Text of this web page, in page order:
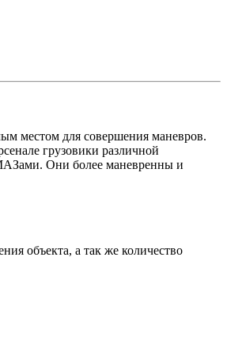
местом для совершения маневров.
грузовики различной
Они более маневренны и
объекта, а так же количество